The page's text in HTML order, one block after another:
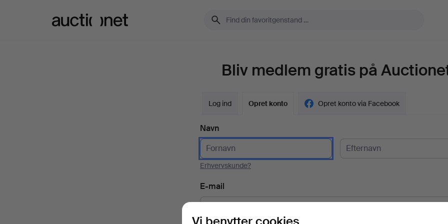
Bliv medlem gratis på
Log ind Opret konto Opret konto via Facebook
Navn
Erhvervskunde?
E-mail